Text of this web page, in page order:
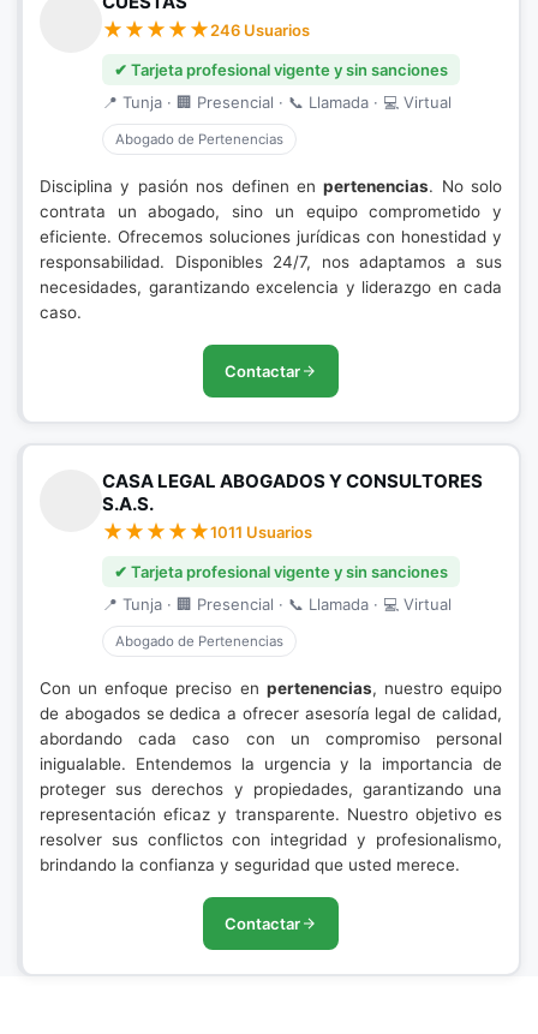
246 Usuarios
✔ Tarjeta profesional vigente y sin sanciones
📍 Tunja · 🏢 Presencial · 📞 Llamada · 💻 Virtual
Abogado de Pertenencias
Disciplina y pasión nos definen enpertenencias. No solo
contrata un abogado, sino un equipo comprometido y
eficiente. Ofrecemos soluciones jurídicas con honestidad y
responsabilidad. Disponibles 24/7, nos adaptamos a sus
necesidades, garantizando excelencia y liderazgo en cada
caso.
Contactar
CASA LEGAL ABOGADOS Y CONSULTORES
S.A.S.
1011 Usuarios
✔ Tarjeta profesional vigente y sin sanciones
📍 Tunja · 🏢 Presencial · 📞 Llamada · 💻 Virtual
Abogado de Pertenencias
Con un enfoque preciso en pertenencias, nuestro equipo
de abogados se dedica a ofrecer asesoría legal de calidad,
abordando cada caso con un compromiso personal
inigualable. Entendemos la urgencia y la importancia de
proteger sus derechos y propiedades, garantizando una
representación eficaz y transparente. Nuestro objetivo es
resolver sus conflictos con integridad y profesionalismo,
brindando la confianza y seguridad que usted merece.
Contactar